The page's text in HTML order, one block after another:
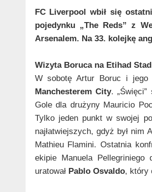
FC Liverpool wbił się
pojedynku „The Reds” z
Arsenalem. Na 33. kolejkę
Wizyta Boruca na Etihad
W sobotę Artur Boruc i
Manchesterem City.
Gole dla drużyny Mauricio
Tylko jeden punkt w swojej
najłatwiejszych, gdyż był nim
Mathieu Flamini. Ostatnia
ekipie Manuela Pellegriniego
uratował Pablo Osvaldo, który